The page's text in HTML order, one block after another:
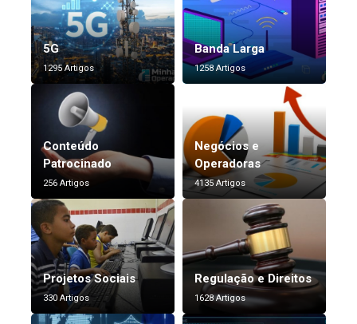
5G
1295 Artigos
Banda Larga
1258 Artigos
Conteúdo
Patrocinado
256 Artigos
Negócios e
Operadoras
4135 Artigos
Projetos Sociais
330 Artigos
Regulação e Direitos
1628 Artigos